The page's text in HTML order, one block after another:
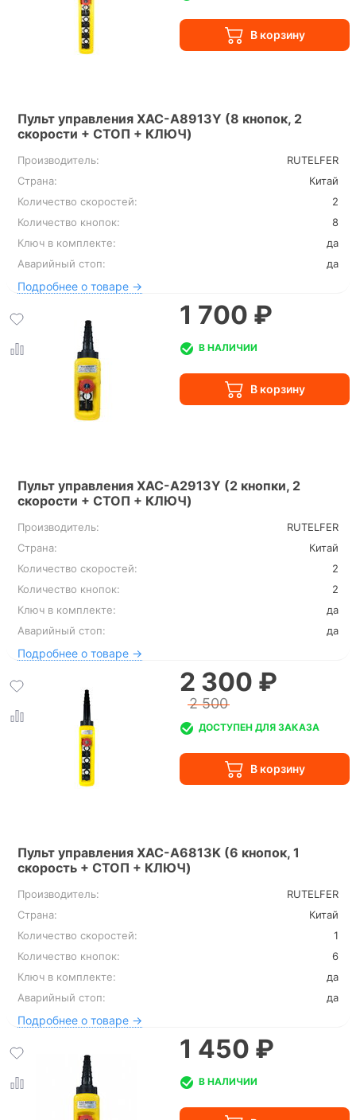
Пульт управления XAC-A8913Y (8 кнопок, 2
скорости + СТОП + КЛЮЧ)
Производитель:
RUTELFER
Страна:
Китай
Количество скоростей:
2
Количество кнопок:
8
Ключ в комплекте:
да
Аварийный стоп:
да
Подробнее о товаре →
Пульт управления XAC-A2913Y (2 кнопки, 2
скорости + СТОП + КЛЮЧ)
Производитель:
RUTELFER
Страна:
Китай
Количество скоростей:
2
Количество кнопок:
2
Ключ в комплекте:
да
Аварийный стоп:
да
Подробнее о товаре →
1 700 ₽
В НАЛИЧИИ
Пульт управления XAC-A6813K (6 кнопок, 1
скорость + СТОП + КЛЮЧ)
Производитель:
RUTELFER
Страна:
Китай
Количество скоростей:
1
Количество кнопок:
6
Ключ в комплекте:
да
Аварийный стоп:
да
Подробнее о товаре →
2 300 ₽
2 500
ДОСТУПЕН ДЛЯ ЗАКАЗА
1 450 ₽
В НАЛИЧИИ